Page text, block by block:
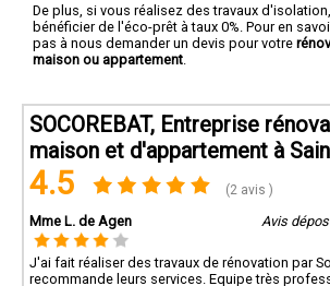
De plus, si vous réalisez des travaux
bénéficier de l'éco-prêt à taux 0%. Pour en
pas à nous demander un devis pour votre
maison ou appartement
SOCOREBAT, Entreprise
maison et d'appartement à
4.5 (2 avis )
Mme L. de Agen Avis
J'ai fait réaliser des travaux de rénovation par
recommande leurs services. Equipe très